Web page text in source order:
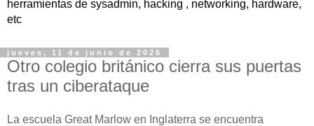
herramientas de sysadmin, hacking , networking, hardware,
etc
jueves, 11 de junio de 2026
Otro colegio británico cierra sus puertas
tras un ciberataque
La escuela Great Marlow en Inglaterra se encuentra